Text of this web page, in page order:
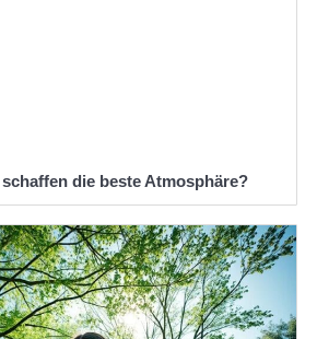
die beste Atmosphäre?